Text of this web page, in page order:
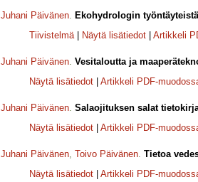
Juhani Päivänen. Ekohydrologin
Tiivistelmä| Näytä lisätiedot Artikkeli
Juhani Päivänen. Vesitaloutta ja
Näytä lisätiedot
Artikkeli PDF-
Juhani Päivänen. Salaojituksen salat
Näytä lisätiedot
Artikkeli PDF-
Juhani Päivänen, Toivo Päivänen. Tietoa
Näytä lisätiedot
Artikkeli PDF-